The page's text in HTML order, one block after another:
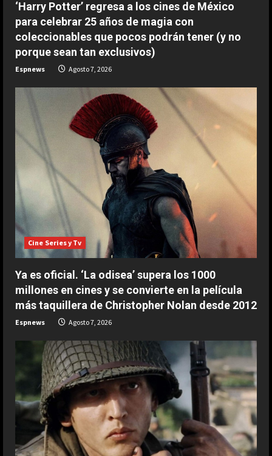
‘Harry Potter’ regresa a los cines de México
para celebrar 25 años de magia con
coleccionables que pocos podrán tener (y no
porque sean tan exclusivos)
Espnews Agosto 7, 2026
Cine Series y Tv
Ya es oficial. ‘La odisea’ supera los 1000
millones en cines y se convierte en la película
más taquillera de Christopher Nolan desde 2012
Espnews Agosto 7, 2026
2
ESPAÑA
La idea de Verstappen que quiere
copiar de Alonso: “Es una fuente de
Agosto 8, 2026
3
ESPAÑA
MotoGP”
Agosto 8, 2026
4
ESPAÑA
El expiloto que ‘avisa’ muy
seriamente a Márquez: “Tendrá que
arriesgar mucho con Acosta”
Agosto 8, 2026